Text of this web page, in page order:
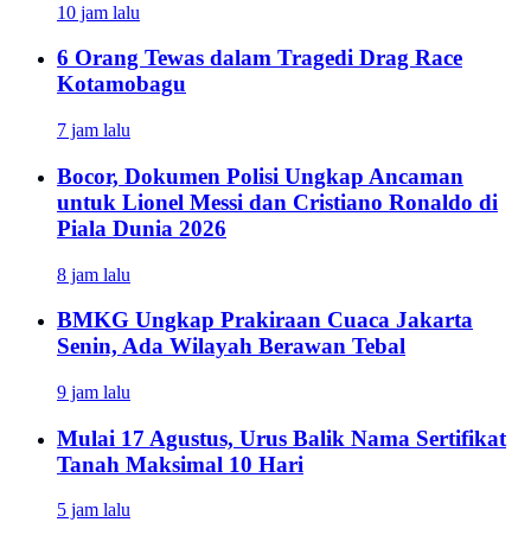
10 jam lalu
6 Orang Tewas dalam Tragedi Drag Race
Kotamobagu
7 jam lalu
Bocor, Dokumen Polisi Ungkap Ancaman
untuk Lionel Messi dan Cristiano Ronaldo di
Piala Dunia 2026
8 jam lalu
BMKG Ungkap Prakiraan Cuaca Jakarta
Senin, Ada Wilayah Berawan Tebal
9 jam lalu
Mulai 17 Agustus, Urus Balik Nama Sertifikat
Tanah Maksimal 10 Hari
5 jam lalu